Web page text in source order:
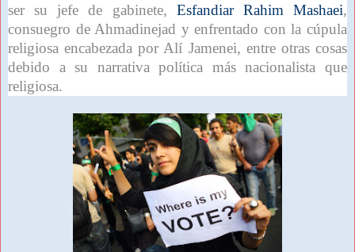
ser su jefe de gabinete, Esfandiar Rahim Mashaei,
consuegro de Ahmadinejad y enfrentado con la cúpula
religiosa encabezada por Alí Jamenei, entre otras cosas
debido a su narrativa política más nacionalista que
religiosa.